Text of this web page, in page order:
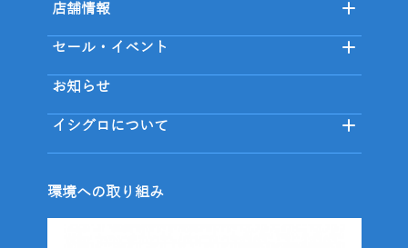
店舗情報
セール・イベント
お知らせ
イシグロについて
環境への取り組み